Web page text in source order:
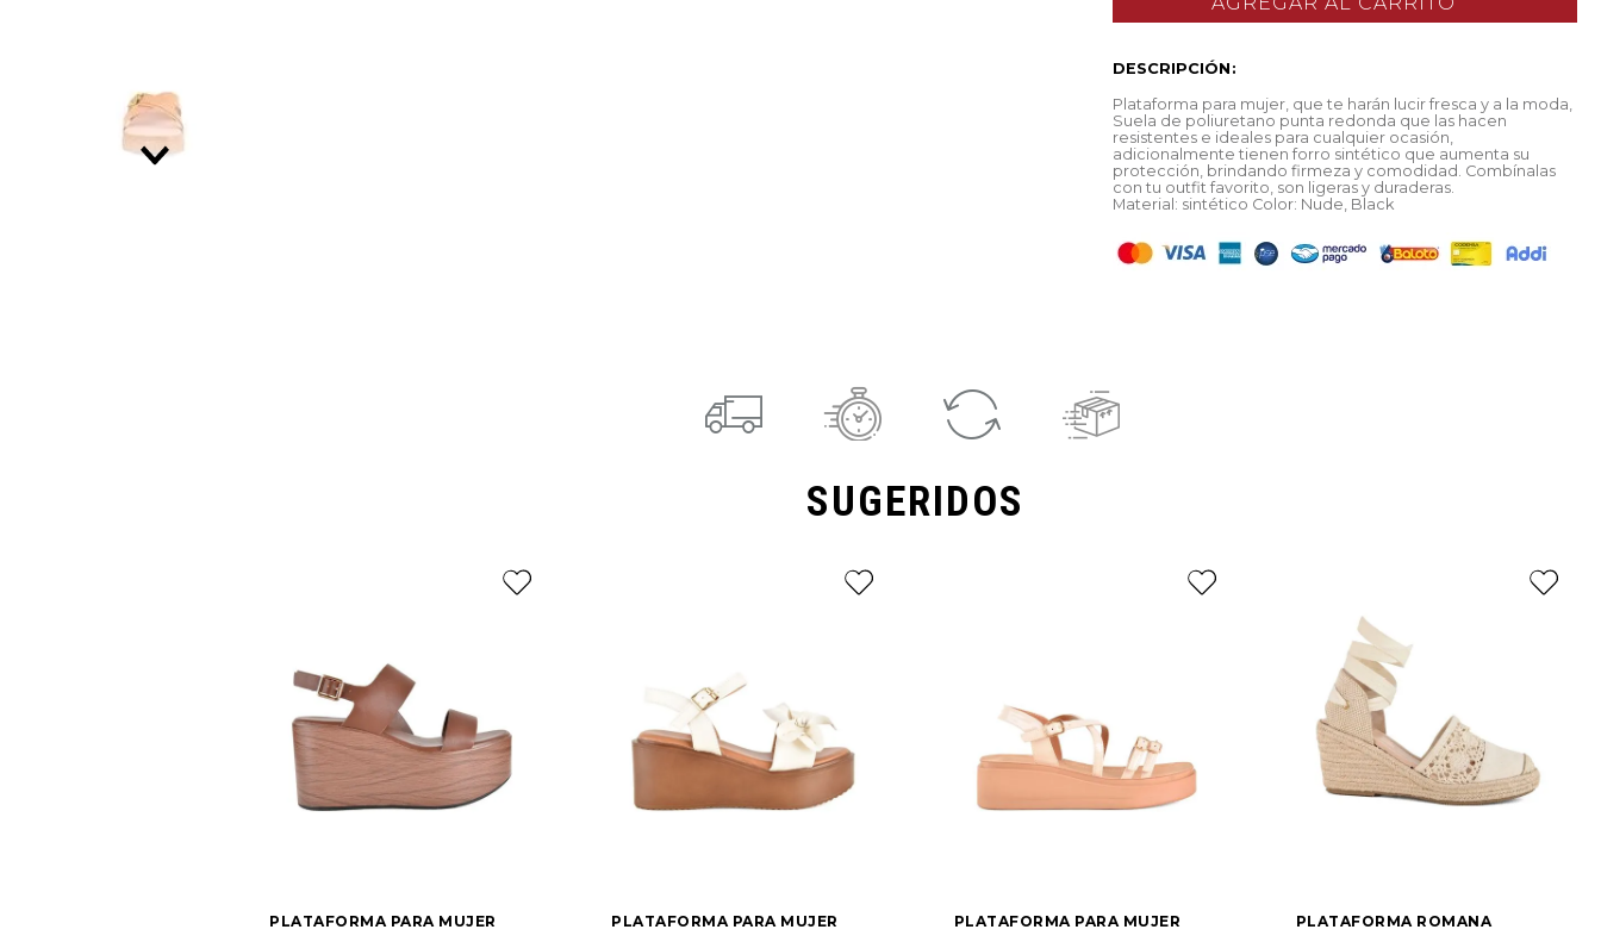
DESCRIPCIÓN
Plataforma para mujer, que te harán lucir fresca y a la moda,
Suela de poliuretano punta redonda que las hacen
resistentes e ideales para cualquier ocasión,
adicionalmente tienen forro sintético que aumenta su
protección, brindando firmeza y comodidad. Combínalas
con tu outfit favorito, son ligeras y duraderas.
Material: sintético Color: Nude, Black
SUGERIDOS
PLATAFORMA PARA MUJER PLATAFORMA PARA MUJER PLATAFORMA PARA MUJER PLATAFORMA ROMANA